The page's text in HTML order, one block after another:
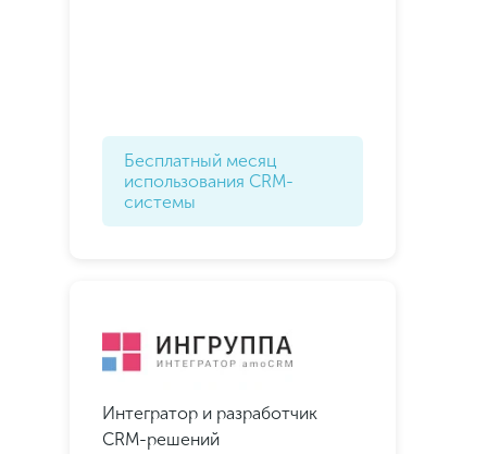
Бесплатный месяц
использования CRM-
системы
Интегратор и разработчик
CRM-решений